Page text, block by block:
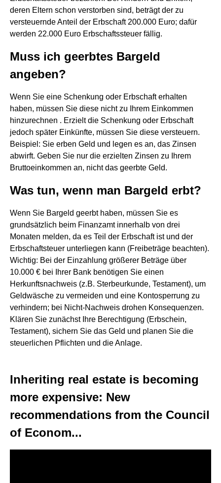
deren Eltern schon verstorben sind, beträgt der zu
versteuernde Anteil der Erbschaft 200.000 Euro; dafür
werden 22.000 Euro Erbschaftssteuer fällig.
Muss ich geerbtes Bargeld
angeben?
Wenn Sie eine Schenkung oder Erbschaft erhalten
haben, müssen Sie diese nicht zu Ihrem Einkommen
hinzurechnen . Erzielt die Schenkung oder Erbschaft
jedoch später Einkünfte, müssen Sie diese versteuern.
Beispiel: Sie erben Geld und legen es an, das Zinsen
abwirft. Geben Sie nur die erzielten Zinsen zu Ihrem
Bruttoeinkommen an, nicht das geerbte Geld.
Was tun, wenn man Bargeld erbt?
Wenn Sie Bargeld geerbt haben, müssen Sie es
grundsätzlich beim Finanzamt innerhalb von drei
Monaten melden, da es Teil der Erbschaft ist und der
Erbschaftsteuer unterliegen kann (Freibeträge beachten).
Wichtig: Bei der Einzahlung größerer Beträge über
10.000 € bei Ihrer Bank benötigen Sie einen
Herkunftsnachweis (z.B. Sterbeurkunde, Testament), um
Geldwäsche zu vermeiden und eine Kontosperrung zu
verhindern; bei Nicht-Nachweis drohen Konsequenzen.
Klären Sie zunächst Ihre Berechtigung (Erbschein,
Testament), sichern Sie das Geld und planen Sie die
steuerlichen Pflichten und die Anlage.
Inheriting real estate is becoming
more expensive: New
recommendations from the Council
of Econom...